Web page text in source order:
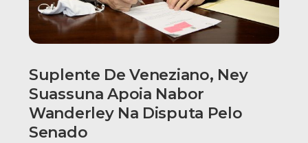
Suplente De Veneziano, Ney
Suassuna Apoia Nabor
Wanderley Na Disputa Pelo
Senado